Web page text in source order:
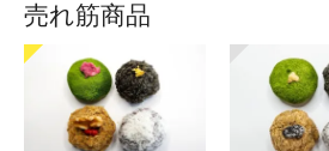
売れ筋商品